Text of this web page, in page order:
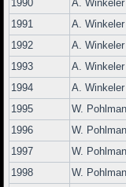
1990
A. Winkeler
1991
A. Winkeler
1992
A. Winkeler
1993
A. Winkeler
1994
A. Winkeler
1995
W.
1996
W.
1997
W.
1998
W.